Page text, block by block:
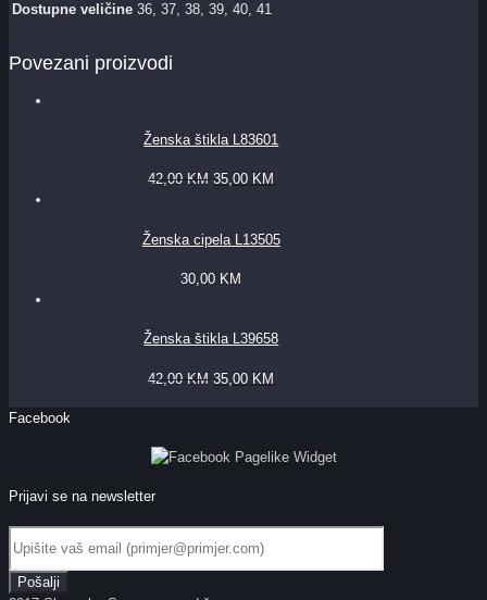
Dostupne veličine 36, 37, 38, 39, 40, 41
Povezani proizvodi
Ženska štikla L83601
42,00 KM 35,00 KM
Ženska cipela L13505
30,00 KM
Ženska štikla L39658
42,00 KM 35,00 KM
Facebook
Prijavi se na newsletter